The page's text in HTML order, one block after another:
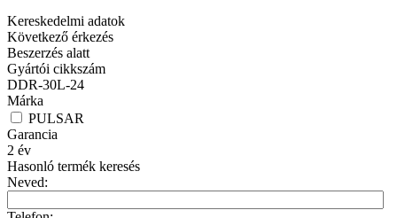
Kereskedelmi adatok
Következő érkezés
Beszerzés alatt
Gyártói cikkszám
DDR-30L-24
Márka
PULSAR
Garancia
2 év
Hasonló termék keresés
Neved: